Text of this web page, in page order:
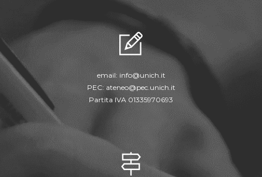
email: info@unich.it
PEC:ateneo@pec.unich.it
Partita IVA 01335970693